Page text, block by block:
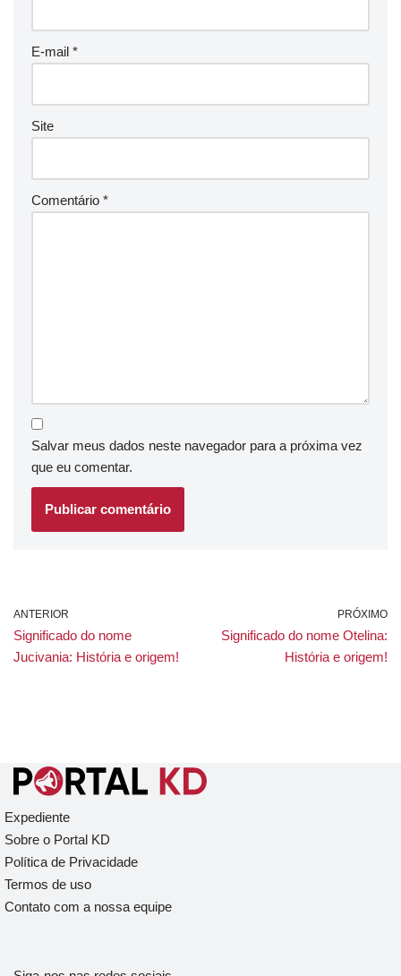
E-mail *
Site
Comentário *
Salvar meus dados neste navegador para a próxima vez
que eu comentar.
ANTERIOR
Significado do nome
Jucivania: História e origem!
PRÓXIMO
Significado do nome Otelina:
História e origem!
Expediente
Sobre o Portal KD
Política de Privacidade
Termos de uso
Contato com a nossa equipe